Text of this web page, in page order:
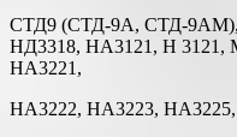
СТД9 (СТД-9А, СТД-9АМ),
НД3318, НА3121, Н 3121,
НА3221,
НА3222, НА3223,